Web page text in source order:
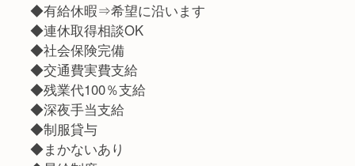
◆有給休暇⇒希望に沿います
◆連休取得相談OK
◆社会保険完備
◆交通費実費支給
◆残業代100％支給
◆深夜手当支給
◆制服貸与
◆まかないあり